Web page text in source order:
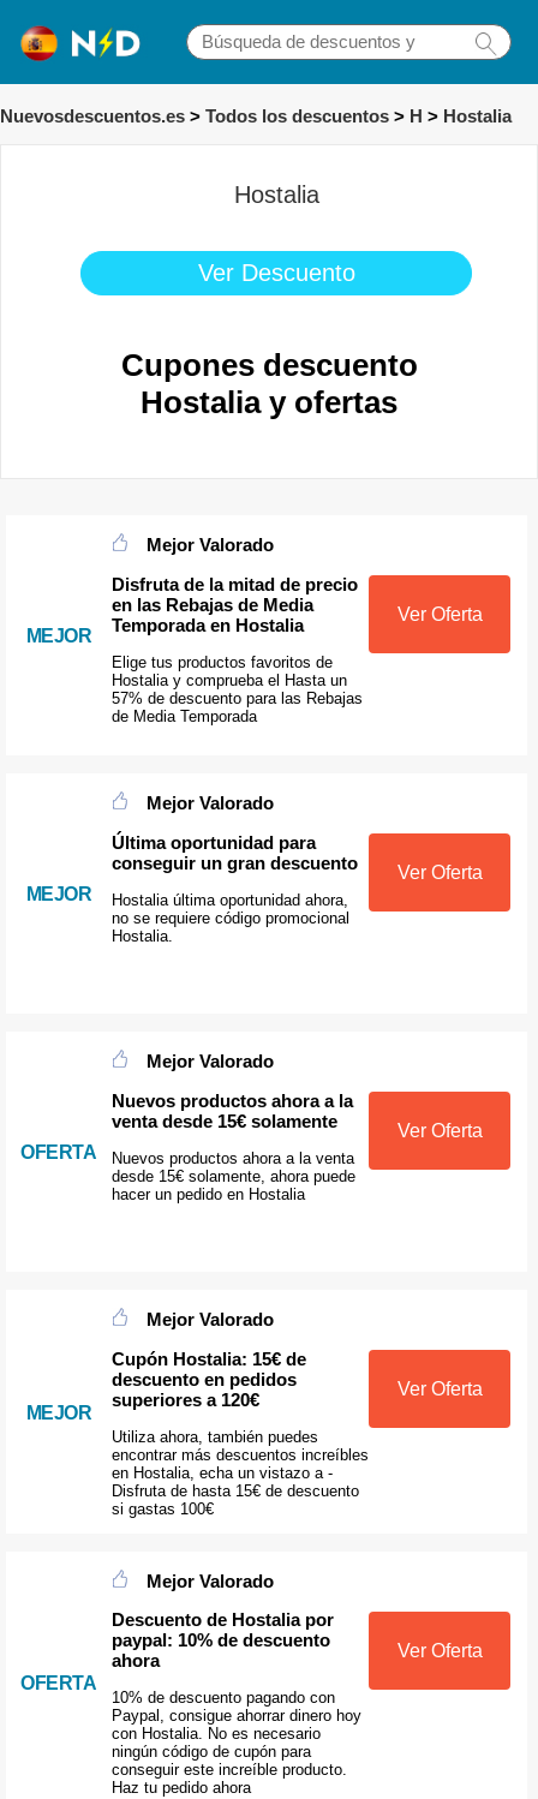
Nuevosdescuentos.es > Todos los descuentos > H > Hostalia
Hostalia
Ver Descuento
Cupones descuento
Hostalia y ofertas
MEJOR
Mejor Valorado
Disfruta de la mitad de precio
en las Rebajas de Media
Temporada en Hostalia
Elige tus productos favoritos de
Hostalia y comprueba el Hasta un
57% de descuento para las Rebajas
de Media Temporada
Ver Oferta
MEJOR
Mejor Valorado
Última oportunidad para
conseguir un gran descuento
Hostalia última oportunidad ahora,
no se requiere código promocional
Hostalia.
Ver Oferta
OFERTA
Mejor Valorado
Nuevos productos ahora a la
venta desde 15€ solamente
Nuevos productos ahora a la venta
desde 15€ solamente, ahora puede
hacer un pedido en Hostalia
Ver Oferta
MEJOR
Mejor Valorado
Cupón Hostalia: 15€ de
descuento en pedidos
superiores a 120€
Utiliza ahora, también puedes
encontrar más descuentos increíbles
en Hostalia, echa un vistazo a -
Disfruta de hasta 15€ de descuento
si gastas 100€
Ver Oferta
OFERTA
Mejor Valorado
Descuento de Hostalia por
paypal: 10% de descuento
ahora
10% de descuento pagando con
Paypal, consigue ahorrar dinero hoy
con Hostalia. No es necesario
ningún código de cupón para
conseguir este increíble producto.
Haz tu pedido ahora
Ver Oferta